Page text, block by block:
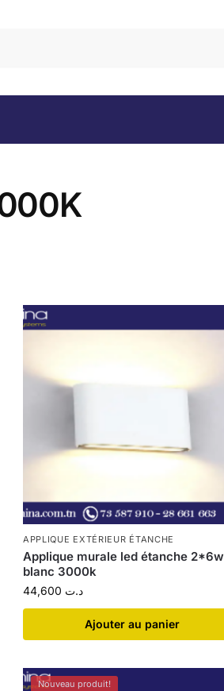
APPLIQUE EXTÉRIEUR ÉTANCHE
Applique murale led étanche 2*6w
blanc 3000k
د.ت
Ajouter au panier
Nouveau produit!